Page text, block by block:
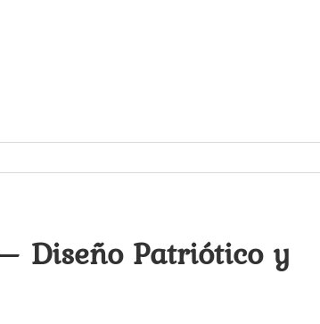
Diseño Patriótico y